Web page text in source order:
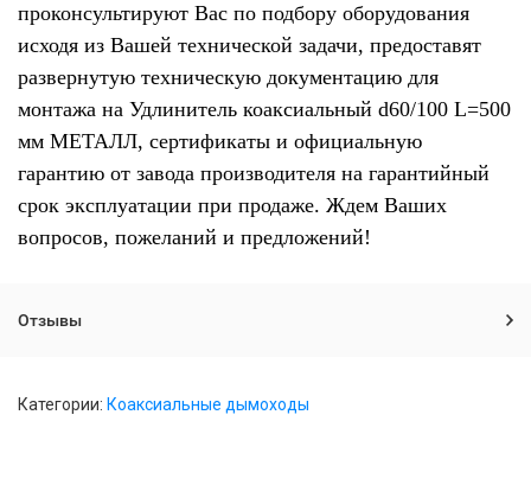
проконсультируют Вас по подбору оборудования
исходя из Вашей технической задачи, предоставят
развернутую техническую документацию для
монтажа на Удлинитель коаксиальный d60/100 L=500
мм МЕТАЛЛ, сертификаты и официальную
гарантию от завода производителя на гарантийный
срок эксплуатации при продаже. Ждем Ваших
вопросов, пожеланий и предложений!
Отзывы
Категории: Коаксиальные дымоходы